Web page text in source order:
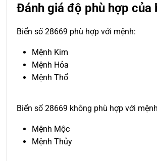
Đánh giá độ phù hợp của
Biển số 28669 phù hợp với mệnh:
Mệnh Kim
Mệnh Hỏa
Mệnh Thổ
Biển số 28669 không phù hợp với
Mệnh Mộc
Mệnh Thủy